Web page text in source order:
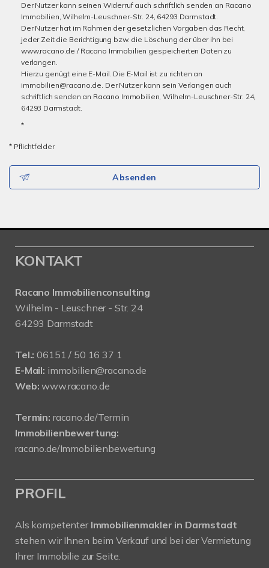
Der Nutzer kann seinen Widerruf auch schriftlich senden an Racano
Immobilien, Wilhelm-Leuschner-Str. 24, 64293 Darmstadt.
Der Nutzer hat im Rahmen der gesetzlichen Vorgaben das Recht,
jeder Zeit die Berichtigung bzw. die Löschung der über ihn bei
www.racano.de / Racano Immobilien gespeicherten Daten zu
verlangen.
Hierzu genügt eine E-Mail. Die E-Mail ist zu richten an
immobilien@racano.de. Der Nutzer kann sein Verlangen auch
schriftlich senden an Racano Immobilien, Wilhelm-Leuschner-Str. 24,
64293 Darmstadt.
*
* Pflichtfelder
Absenden
KONTAKT
Racano Immobilienconsulting
Wilhelm - Leuschner - Str. 24
64293 Darmstadt
Tel.: 06151 / 50 16 37 1
E-Mail: immobilien@racano.de
Web: www.racano.de
Termin: racano.de/Termin
Immobilienbewertung:
racano.de/Immobilienbewertung
PROFIL
Als kompetenter Immobilienmakler in Darmstadt
stehen wir Ihnen beim Verkauf und bei der Vermietung
Ihrer Immobilie zur Seite.